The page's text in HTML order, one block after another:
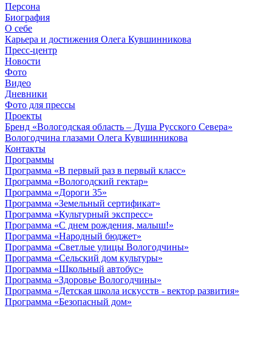
Персона
Биография
О себе
Карьера и достижения Олега Кувшинникова
Пресс-центр
Новости
Фото
Видео
Дневники
Фото для прессы
Проекты
Бренд «Вологодская область – Душа Русского Севера»
Вологодчина глазами Олега Кувшинникова
Контакты
Программы
Программа «В первый раз в первый класс»
Программа «Вологодский гектар»
Программа «Дороги 35»
Программа «Земельный сертификат»
Программа «Культурный экспресс»
Программа «С днем рождения, малыш!»
Программа «Народный бюджет»
Программа «Светлые улицы Вологодчины»
Программа «Сельский дом культуры»
Программа «Школьный автобус»
Программа «Здоровье Вологодчины»
Программа «Детская школа искусств - вектор развития»
Программа «Безопасный дом»